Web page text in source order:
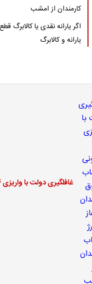
کارمندان از امشب
اگر یارانه نقدی یا کالابرگ
یارانه و کالابرگ